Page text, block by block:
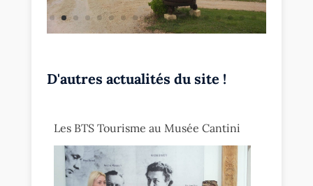
D'autres actualités du site !
Les BTS Tourisme au Musée Cantini